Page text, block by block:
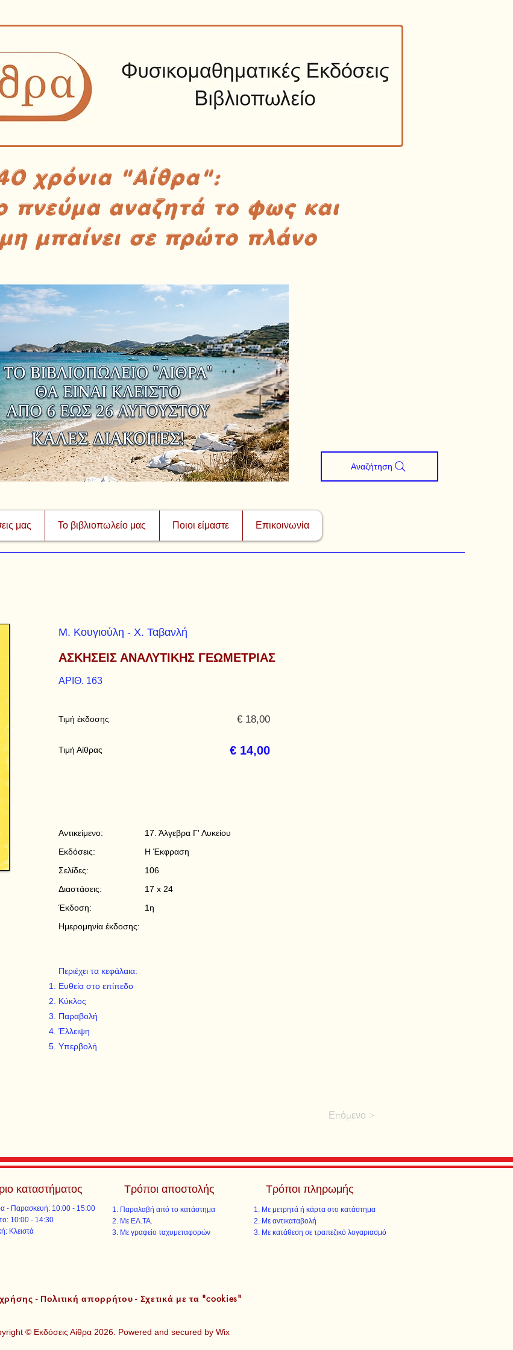
χρόνια "Αίθρα":
πνεύμα αναζητά το φως και
μπαίνει σε πρώτο πλάνο
μας Το βιβλιοπωλείο μας Ποιοι είμαστε Επικοινωνία
Αναζήτηση
Μ. Κουγιούλη - Χ. Ταβανλή
ΑΣΚΗΣΕΙΣ ΑΝΑΛΥΤΙΚΗΣ ΓΕΩΜΕΤΡΙΑΣ
ΑΡΙΘ. 163
Τιμή έκδοσης
Τιμή Αίθρας
€ 18,00
€ 14,00
Αντικείμενο:
17. Άλγεβρα Γ' Λυκείου
Εκδόσεις:
Η Έκφραση
Σελίδες:
106
Διαστάσεις:
17 x 24
Έκδοση:
1η
Ημερομηνία έκδοσης:
Περιέχει τα κεφάλαια:
Ευθεία στο επίπεδο
Κύκλος
Παραβολή
Έλλειψη
Υπερβολή
Επόμενο >
καταστήματος
- Παρασκευή: 10:00 - 15:00
10:00 - 14:30
Κλειστά
Τρόποι αποστολής
Παραλαβή από το κατάστημα
Με ΕΛ.ΤΑ.​​
Με γραφείο ταχυμεταφορών​
Τρόποι πληρωμής
Με μετρητά ή κάρτα στο κατάστημα
Με αντικαταβολή
Με κατάθεση σε τραπεζικό λογαριασμό
- Πολιτική απορρήτου - Σχετικά με τα "cookies"
© Εκδόσεις Αίθρα 2026. Powered and secured by Wix